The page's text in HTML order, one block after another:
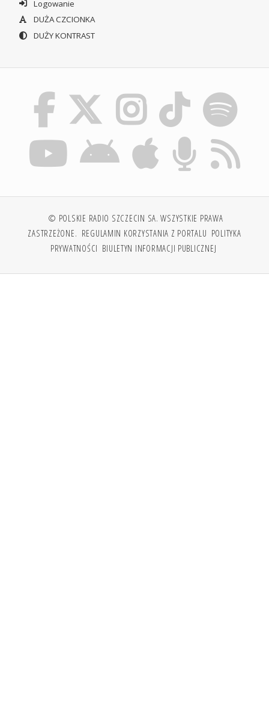
Logowanie
DUŻA CZCIONKA
DUŻY KONTRAST
© POLSKIE RADIO SZCZECIN SA. WSZYSTKIE PRAWA
ZASTRZEŻONE. REGULAMIN KORZYSTANIA Z PORTALU POLITYKA
PRYWATNOŚCI BIULETYN INFORMACJI PUBLICZNEJ